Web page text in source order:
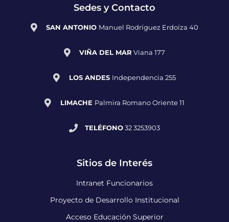
Sedes y Contacto
SAN ANTONIO Manuel Rodríguez Erdoíza 40
VIÑA DEL MAR Viana 177
LOS ANDES Independencia 255
LIMACHE Palmira Romano Oriente 11
TELÉFONO32 3253903
Sitios de Interés
Intranet Funcionarios
Proyecto de Desarrollo Institucional
Acceso Educación Superior